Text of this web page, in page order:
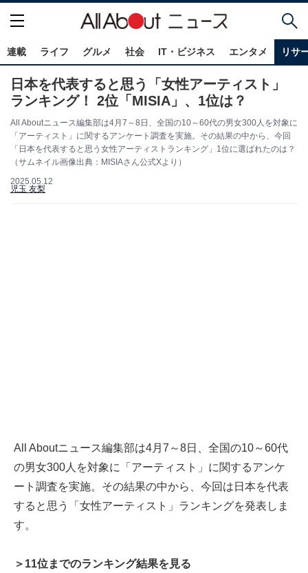
連載 ライフ グルメ 社会 IT・ビジネス エンタメ リサ
日本を代表すると思う「女性アーティスト」
ランキング！ 2位「MISIA」、1位は？
All Aboutニュース編集部は4月7～8日、全国の10～60代の男女300人を対象に
「アーティスト」に関するアンケート調査を実施。その結果の中から、今回
「日本を代表すると思う女性アーティストランキング」1位に選ばれたのは？
（サムネイル画像出典：MISIAさん公式Xより）
2025.05.12
児玉 友梨
All Aboutニュース編集部は4月7～8日、全国の10～60代
の男女300人を対象に「アーティスト」に関するアンケ
ート調査を実施。その結果の中から、今回は日本を代表
すると思う「女性アーティスト」ランキングを発表しま
す。
＞11位までのランキング結果を見る